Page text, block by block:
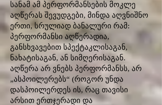
სანამ ამ პერფორმანსების მოკლე
აღწერას შევუდგები, მინდა აღვნიშნო
ერთი, სრულიად ბანალური რამ:
პერფორმანსი აღწერადია,
განსხვავებით სპექტაკლისაგან,
ნახატისაგან, ან სიმღერისაგან.
აღწერა არ ვნებს პერფორმანსს, არ
„ასპოილერებს“ (როგორ უნდა
დასპოილერდეს ის, რაც თავისი
არსით ერთჯერადი და